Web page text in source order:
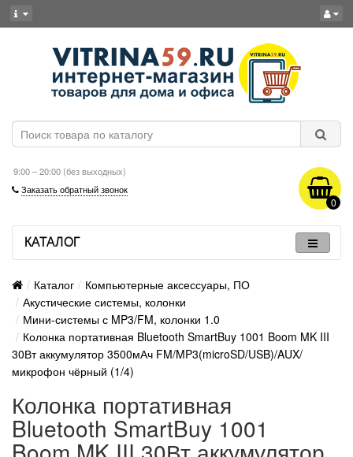
9:00 – 20:00 (без выходных)
Заказать обратный звонок
0
КАТАЛОГ
Каталог
Компьютерные аксессуары, ПО
Акустические системы, колонки
Мини-системы с MP3/FM, колонки 1.0
Колонка портативная Bluetooth SmartBuy 1001 Boom MK III
30Вт аккумулятор 3500мАч FM/MP3(microSD/USB)/AUX/
микрофон чёрный (1/4)
Колонка портативная
Bluetooth SmartBuy 1001